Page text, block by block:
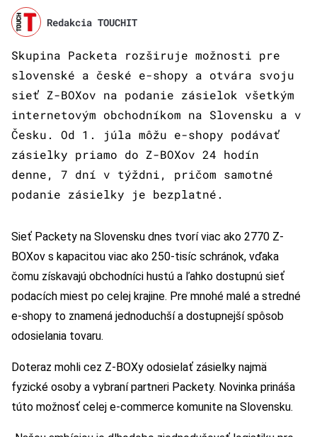
Redakcia TOUCHIT
Skupina Packeta rozširuje možnosti pre
slovenské a české e-shopy a otvára svoju
sieť Z-BOXov na podanie zásielok všetkým
internetovým obchodníkom na Slovensku a v
Česku. Od 1. júla môžu e-shopy podávať
zásielky priamo do Z-BOXov 24 hodín
denne, 7 dní v týždni, pričom samotné
podanie zásielky je bezplatné.
Sieť Packety na Slovensku dnes tvorí viac ako 2770 Z-
BOXov s kapacitou viac ako 250-tisíc schránok, vďaka
čomu získavajú obchodníci hustú a ľahko dostupnú sieť
podacích miest po celej krajine. Pre mnohé malé a stredné
e-shopy to znamená jednoduchší a dostupnejší spôsob
odosielania tovaru.
Doteraz mohli cez Z-BOXy odosielať zásielky najmä
fyzické osoby a vybraní partneri Packety. Novinka prináša
túto možnosť celej e-commerce komunite na Slovensku.